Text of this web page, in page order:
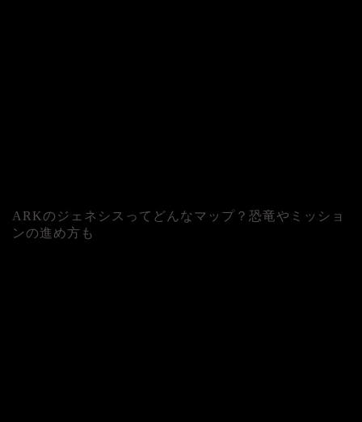
ARKのジェネシスってどんなマップ？恐竜やミッショ
ンの進め方も